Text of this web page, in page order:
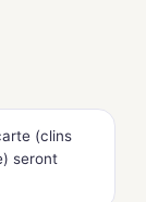
(clins
seront